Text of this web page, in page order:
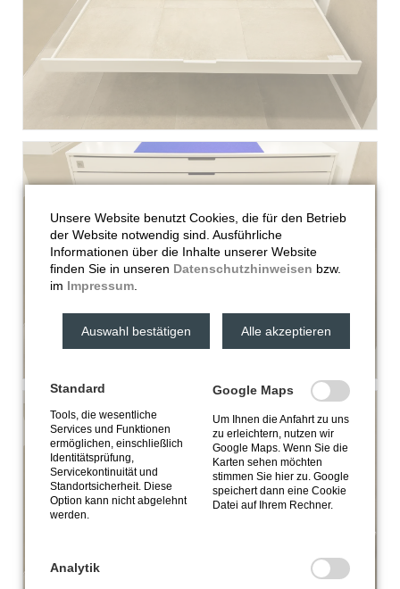
Unsere Website benutzt Cookies, die für den Betrieb
der Website notwendig sind. Ausführliche
Informationen über die Inhalte unserer Website
finden Sie in unseren Datenschutzhinweisen bzw.
im Impressum
Auswahl bestätigen Alle akzeptieren
Standard
Tools, die wesentliche
Services und Funktionen
ermöglichen, einschließlich
Identitätsprüfung,
Servicekontinuität und
Standortsicherheit. Diese
Option kann nicht abgelehnt
werden.
Google Maps
Um Ihnen die Anfahrt zu uns
zu erleichtern, nutzen wir
Google Maps. Wenn Sie die
Karten sehen möchten
stimmen Sie hier zu. Google
speichert dann eine Cookie
Datei auf Ihrem Rechner.
Analytik